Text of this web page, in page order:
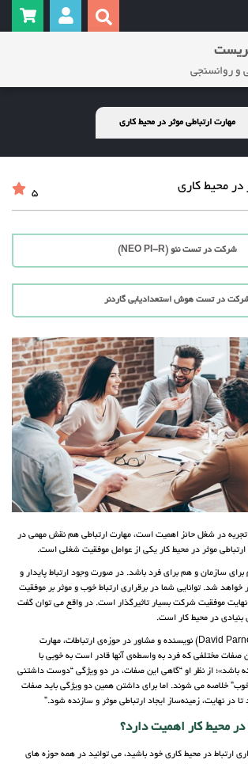
و روانسنجی
مهارت ارتباطی موثر در محیط کاری
در محیط کاری 5
شرکت در تست نئو (NEO PI-R)
در تست هوش استعدادیابی گاردنر
در شغل حائز اهمیت است، مهارت ارتباطی هم نقش مهمی در
موثر در محیط کار یکی از عوامل موفقیت شغلی است.
سازمان و هم برای فرد باشد. در صورت وجود ارتباط پایدار و
خواهد شد. توانایی شما در برقراری ارتباط خوب و موثر بر موفقیت
موفقیت شرکت بسیار تاثیرگذار است. در واقع می توان گفت
بنیادی در محیط کار است.
به عقیده‌ی دیوید پارنل (David Parnell) نویسنده و مشاور در حوزه‌ی ارتباطات، مهارت‌
صفات مختلفی که فرد به واسطه‌ی آنها قادر است به خوبی با
باشد»؛ از نظر او “گاهی این صفات، در دو ویژگی “دوست‌ داشتنی
خلاصه می شوند. اما برای داشتن همین دو ویژگی باید صفات
در نهایت، زمینه‌ساز ایجاد ارتباطی موثر و سازنده شود.”
در محیط کار اهمیت دارد؟
ارتباط در محیط کاری خود باشید، می توانید در همه حوزه های